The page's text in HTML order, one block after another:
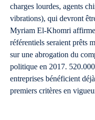
charges lourdes, agents
vibrations), qui devront
Myriam El-Khomri
référentiels seraient prêts
sur une abrogation du
politique en 2017.
entreprises bénéficient
premiers critères en